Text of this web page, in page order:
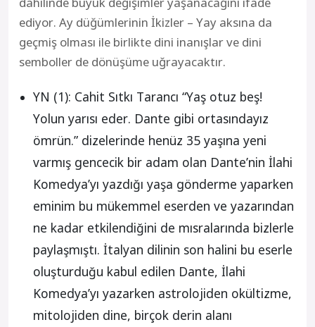
ediyor. Ay düğümlerinin İkizler – Yay aksına da
geçmiş olması ile birlikte dini inanışlar ve dini
semboller de dönüşüme uğrayacaktır.
YN (1): Cahit Sıtkı Tarancı “Yaş otuz beş!
Yolun yarısı eder. Dante gibi ortasındayız
ömrün.” dizelerinde henüz 35 yaşına yeni
varmış gencecik bir adam olan Dante’nin İlahi
Komedya’yı yazdığı yaşa gönderme yaparken
eminim bu mükemmel eserden ve yazarından
ne kadar etkilendiğini de mısralarında bizlerle
paylaşmıştı. İtalyan dilinin son halini bu eserle
oluşturduğu kabul edilen Dante, İlahi
Komedya’yı yazarken astrolojiden okültizme,
mitolojiden dine, birçok derin alanı